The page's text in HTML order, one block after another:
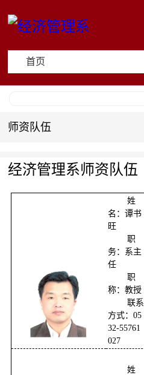
首页
师资队伍
经济管理系师资队伍
姓
名：谭书
旺
职
务：系主
任
职
称：教授
联系
方式：05
32-55761
027
姓